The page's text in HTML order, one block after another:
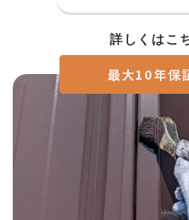
詳しくはこ
最大10年保